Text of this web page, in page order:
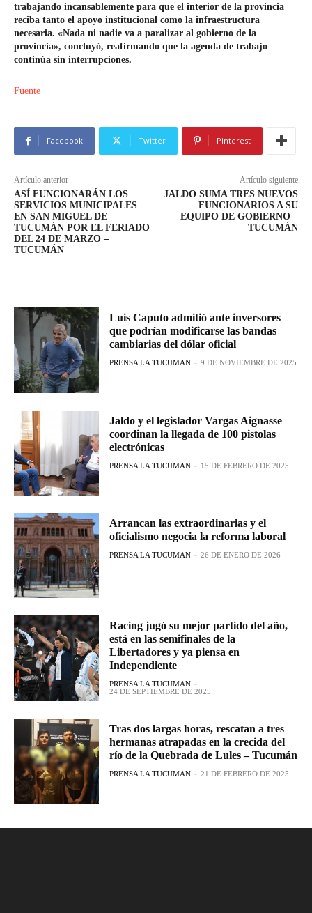
trabajando incansablemente para que el interior de la provincia
reciba tanto el apoyo institucional como la infraestructura
necesaria. «Nada ni nadie va a paralizar al gobierno de la
provincia», concluyó, reafirmando que la agenda de trabajo
continúa sin interrupciones.
Fuente
Facebook Twitter Pinterest
Artículo anterior
ASÍ FUNCIONARÁN LOS
SERVICIOS MUNICIPALES
EN SAN MIGUEL DE
TUCUMÁN POR EL FERIADO
DEL 24 DE MARZO –
TUCUMÁN
Artículo siguiente
JALDO SUMA TRES NUEVOS
FUNCIONARIOS A SU
EQUIPO DE GOBIERNO –
TUCUMÁN
Luis Caputo admitió ante inversores
que podrían modificarse las bandas
cambiarias del dólar oficial
PRENSA LA TUCUMAN - 9 DE NOVIEMBRE DE 2025
Jaldo y el legislador Vargas Aignasse
coordinan la llegada de 100 pistolas
electrónicas
PRENSA LA TUCUMAN - 15 DE FEBRERO DE 2025
Arrancan las extraordinarias y el
oficialismo negocia la reforma laboral
PRENSA LA TUCUMAN - 26 DE ENERO DE 2026
Racing jugó su mejor partido del año,
está en las semifinales de la
Libertadores y ya piensa en
Independiente
PRENSA LA TUCUMAN -
24 DE SEPTIEMBRE DE 2025
Tras dos largas horas, rescatan a tres
hermanas atrapadas en la crecida del
río de la Quebrada de Lules – Tucumán
PRENSA LA TUCUMAN - 21 DE FEBRERO DE 2025